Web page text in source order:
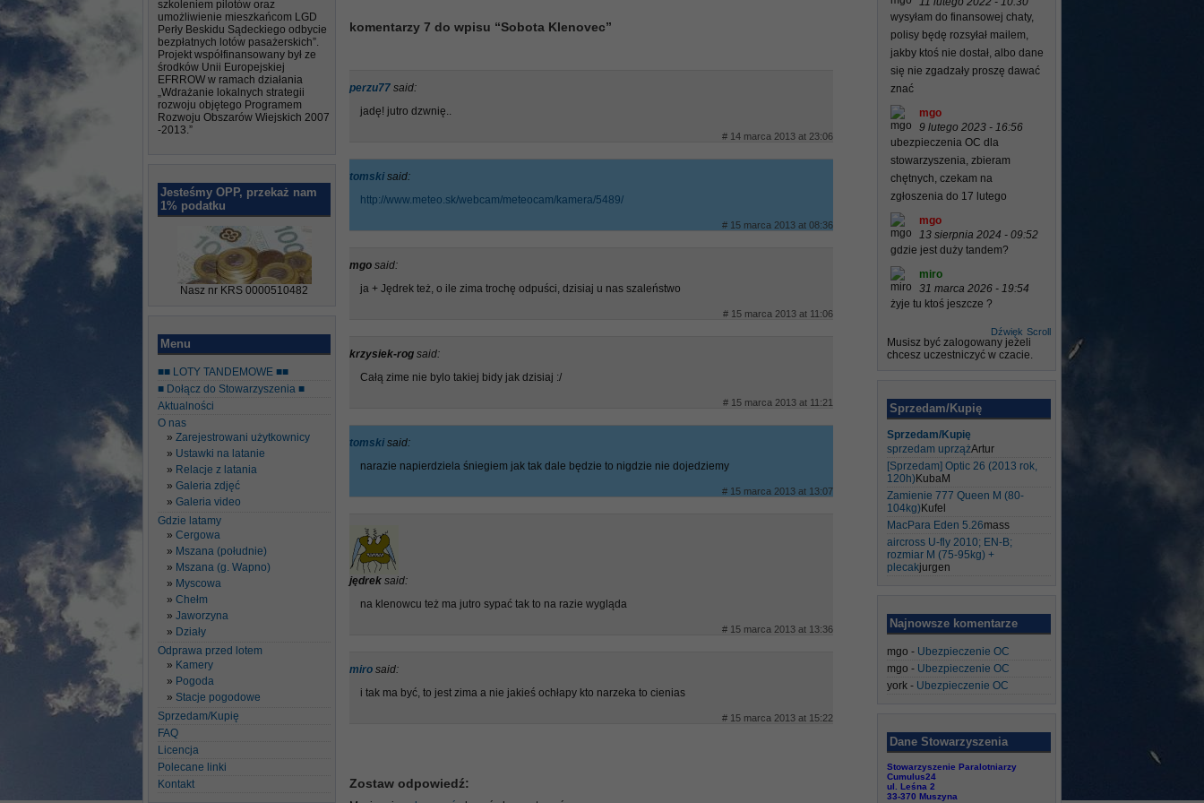
szkoleniem pilotów oraz
umożliwienie mieszkańcom LGD
Perły Beskidu Sądeckiego odbycie
bezpłatnych lotów pasażerskich”.
Projekt współfinansowany był ze
środków Unii Europejskiej
EFRROW w ramach działania
„Wdrażanie lokalnych strategii
rozwoju objętego Programem
Rozwoju Obszarów Wiejskich 2007
-2013.”
Jesteśmy OPP, przekaż nam
1% podatku
Nasz nr KRS 0000510482
Menu
■■ LOTY TANDEMOWE ■■
■ Dołącz do Stowarzyszenia ■
Aktualności
O nas
Zarejestrowani użytkownicy
Ustawki na latanie
Relacje z latania
Galeria zdjęć
Galeria video
Gdzie latamy
Cergowa
Mszana (południe)
Mszana (g. Wapno)
Myscowa
Chełm
Jaworzyna
Działy
Odprawa przed lotem
Kamery
Pogoda
Stacje pogodowe
Sprzedam/Kupię
FAQ
Licencja
Polecane linki
Kontakt
komentarzy 7 do wpisu “Sobota Klenovec”
perzu77 said:
jadę! jutro dzwnię..
# 14 marca 2013 at 23:06
tomski said:
http://www.meteo.sk/webcam/meteocam/kamera/5489/
# 15 marca 2013 at 08:36
mgo said:
ja + Jędrek też, o ile zima trochę odpuści, dzisiaj u nas szaleństwo
# 15 marca 2013 at 11:06
krzysiek-rog said:
Całą zime nie bylo takiej bidy jak dzisiaj :/
# 15 marca 2013 at 11:21
tomski said:
narazie napierdziela śniegiem jak tak dale będzie to nigdzie nie dojedziemy
# 15 marca 2013 at 13:07
jędrek said:
na klenowcu też ma jutro sypać tak to na razie wygląda
# 15 marca 2013 at 13:36
miro said:
i tak ma być, to jest zima a nie jakieś ochłapy kto narzeka to cienias
# 15 marca 2013 at 15:22
Zostaw odpowiedź:
wysyłam do finansowej chaty,
polisy będę rozsyłał mailem,
jakby ktoś nie dostał, albo dane
się nie zgadzały proszę dawać
znać
mgo
9 lutego 2023 - 16:56
ubezpieczenia OC dla
stowarzyszenia, zbieram
chętnych, czekam na
zgłoszenia do 17 lutego
mgo
13 sierpnia 2024 - 09:52
gdzie jest duży tandem?
miro
31 marca 2026 - 19:54
żyje tu ktoś jeszcze ?
Scroll
Dźwięk
Musisz być zalogowany jeżeli
chcesz uczestniczyć w czacie.
Sprzedam/Kupię
Sprzedam/Kupię
sprzedam uprzążArtur
[Sprzedam] Optic 26 (2013 rok,
120h) KubaM
Zamienie 777 Queen M (80-
104kg) Kufel
MacPara Eden 5.26mass
aircross U-fly 2010; EN-B;
rozmiar M (75-95kg) +
plecakjurgen
Najnowsze komentarze
mgo - Ubezpieczenie OC
mgo - Ubezpieczenie OC
york - Ubezpieczenie OC
Dane Stowarzyszenia
Stowarzyszenie Paralotniarzy
Cumulus24
ul. Leśna 2
33-370 Muszyna